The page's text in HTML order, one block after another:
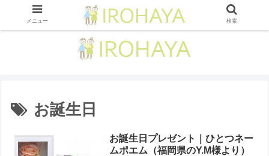
お誕生日
お誕生日プレゼント｜ひとつネー
ムポエム（福岡県のY.M様より ）
メニュー 検索